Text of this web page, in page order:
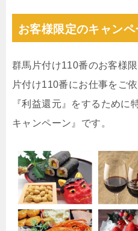
お客様限定のキャンペ
群馬片付け110番のお客様
片付け110番にお仕事をご
『利益還元』をするために
キャンペーン』です。